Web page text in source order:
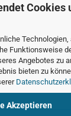
Cookies
Technologien,
Funktionsweise
Angebotes zu
bieten zu
Akzeptieren